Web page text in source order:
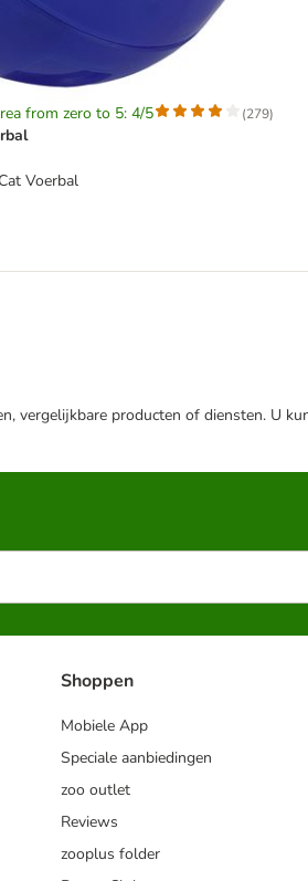
from zero to 5: 4/5 (279)
Voerbal
producten of diensten. U
Shoppen
Mobiele App
Speciale aanbiedingen
zoo outlet
Reviews
zooplus folder